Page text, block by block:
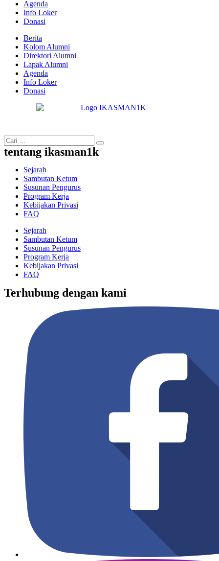
Agenda
Info Loker
Donasi
Berita
Kolom Alumni
Direktori Alumni
Lapak Alumni
Agenda
Info Loker
Donasi
tentang ikasman1k
Sejarah
Sambutan Ketum
Susunan Pengurus
Program Kerja
Kebijakan Privasi
FAQ
Sejarah
Sambutan Ketum
Susunan Pengurus
Program Kerja
Kebijakan Privasi
FAQ
Terhubung dengan kami